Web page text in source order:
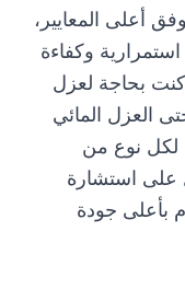
أعلى المعايير،
وكفاءة
بحاجة لعزل
العزل المائي
لكل نوع من
على استشارة
بأعلى جودة